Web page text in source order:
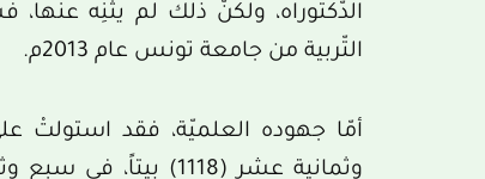
الدّكتوراه، ولكنّ ذلك لم يثنِه
التّربية من جامعة تونس عام 2013م.
أمّا جهوده العلميّة، فقد استولتْ